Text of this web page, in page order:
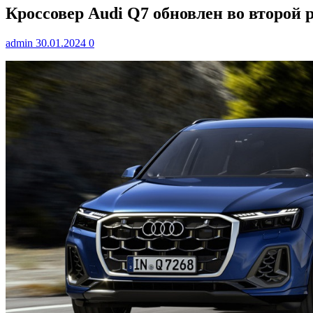
Кроссовер Audi Q7 обновлен во второй
admin 30.01.2024 0